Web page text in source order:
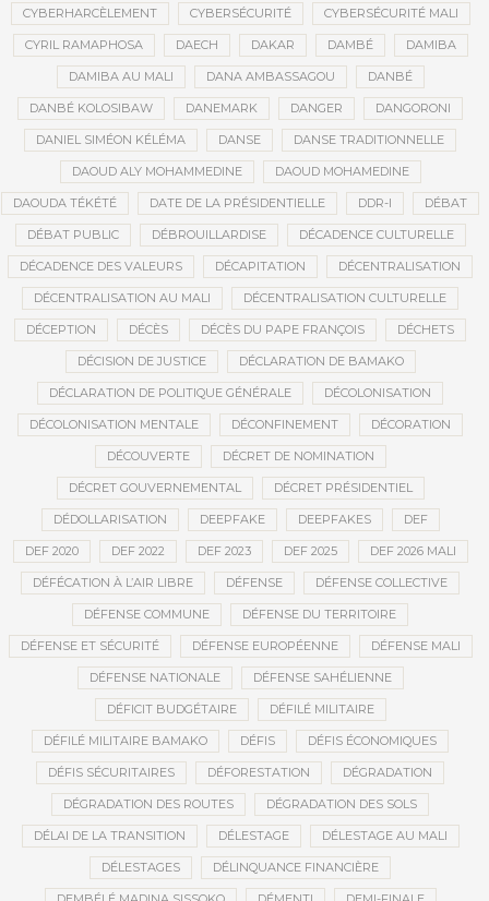
CYBERHARCÈLEMENT CYBERSÉCURITÉ CYBERSÉCURITÉ MALI
CYRIL RAMAPHOSA DAECH DAKAR DAMBÉ DAMIBA
DAMIBA AU MALI DANA AMBASSAGOU DANBÉ
DANBÉ KOLOSIBAW DANEMARK DANGER DANGORONI
DANIEL SIMÉON KÉLÉMA DANSE DANSE TRADITIONNELLE
DAOUD ALY MOHAMMEDINE DAOUD MOHAMEDINE
DAOUDA TÉKÉTÉ DATE DE LA PRÉSIDENTIELLE DDR-I DÉBAT
DÉBAT PUBLIC DÉBROUILLARDISE DÉCADENCE CULTURELLE
DÉCADENCE DES VALEURS DÉCAPITATION DÉCENTRALISATION
DÉCENTRALISATION AU MALI DÉCENTRALISATION CULTURELLE
DÉCEPTION DÉCÈS DÉCÈS DU PAPE FRANÇOIS DÉCHETS
DÉCISION DE JUSTICE DÉCLARATION DE BAMAKO
DÉCLARATION DE POLITIQUE GÉNÉRALE DÉCOLONISATION
DÉCOLONISATION MENTALE DÉCONFINEMENT DÉCORATION
DÉCOUVERTE DÉCRET DE NOMINATION
DÉCRET GOUVERNEMENTAL DÉCRET PRÉSIDENTIEL
DÉDOLLARISATION DEEPFAKE DEEPFAKES DEF
DEF 2020 DEF 2022 DEF 2023 DEF 2025 DEF 2026 MALI
DÉFÉCATION À L’AIR LIBRE DÉFENSE DÉFENSE COLLECTIVE
DÉFENSE COMMUNE DÉFENSE DU TERRITOIRE
DÉFENSE ET SÉCURITÉ DÉFENSE EUROPÉENNE DÉFENSE MALI
DÉFENSE NATIONALE DÉFENSE SAHÉLIENNE
DÉFICIT BUDGÉTAIRE DÉFILÉ MILITAIRE
DÉFILÉ MILITAIRE BAMAKO DÉFIS DÉFIS ÉCONOMIQUES
DÉFIS SÉCURITAIRES DÉFORESTATION DÉGRADATION
DÉGRADATION DES ROUTES DÉGRADATION DES SOLS
DÉLAI DE LA TRANSITION DÉLESTAGE DÉLESTAGE AU MALI
DÉLESTAGES DÉLINQUANCE FINANCIÈRE